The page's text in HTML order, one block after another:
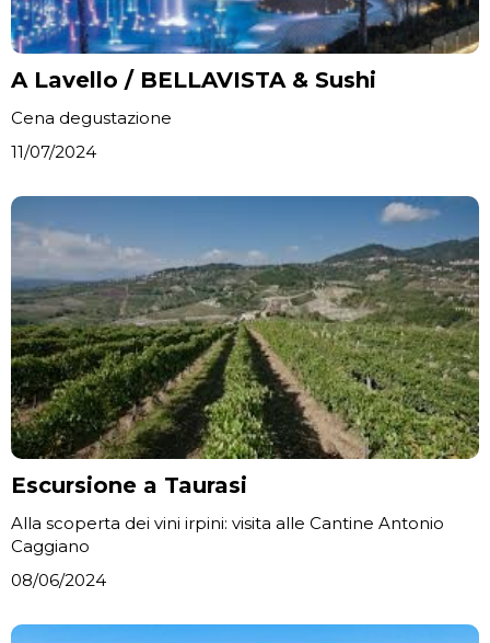
A Lavello / BELLAVISTA & Sushi
Cena degustazione
11/07/2024
Escursione a Taurasi
Alla scoperta dei vini irpini: visita alle Cantine Antonio
Caggiano
08/06/2024